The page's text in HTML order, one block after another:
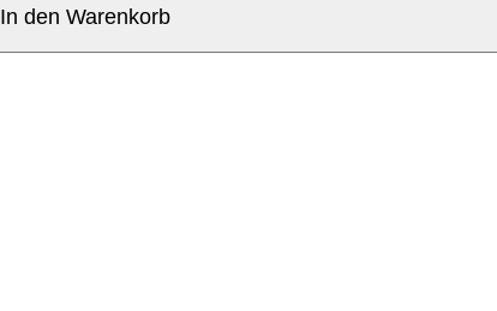
In den Warenkorb